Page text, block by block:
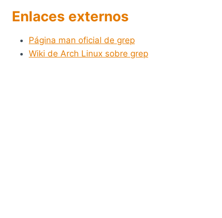
Enlaces externos
Página man oficial de grep
Wiki de Arch Linux sobre grep